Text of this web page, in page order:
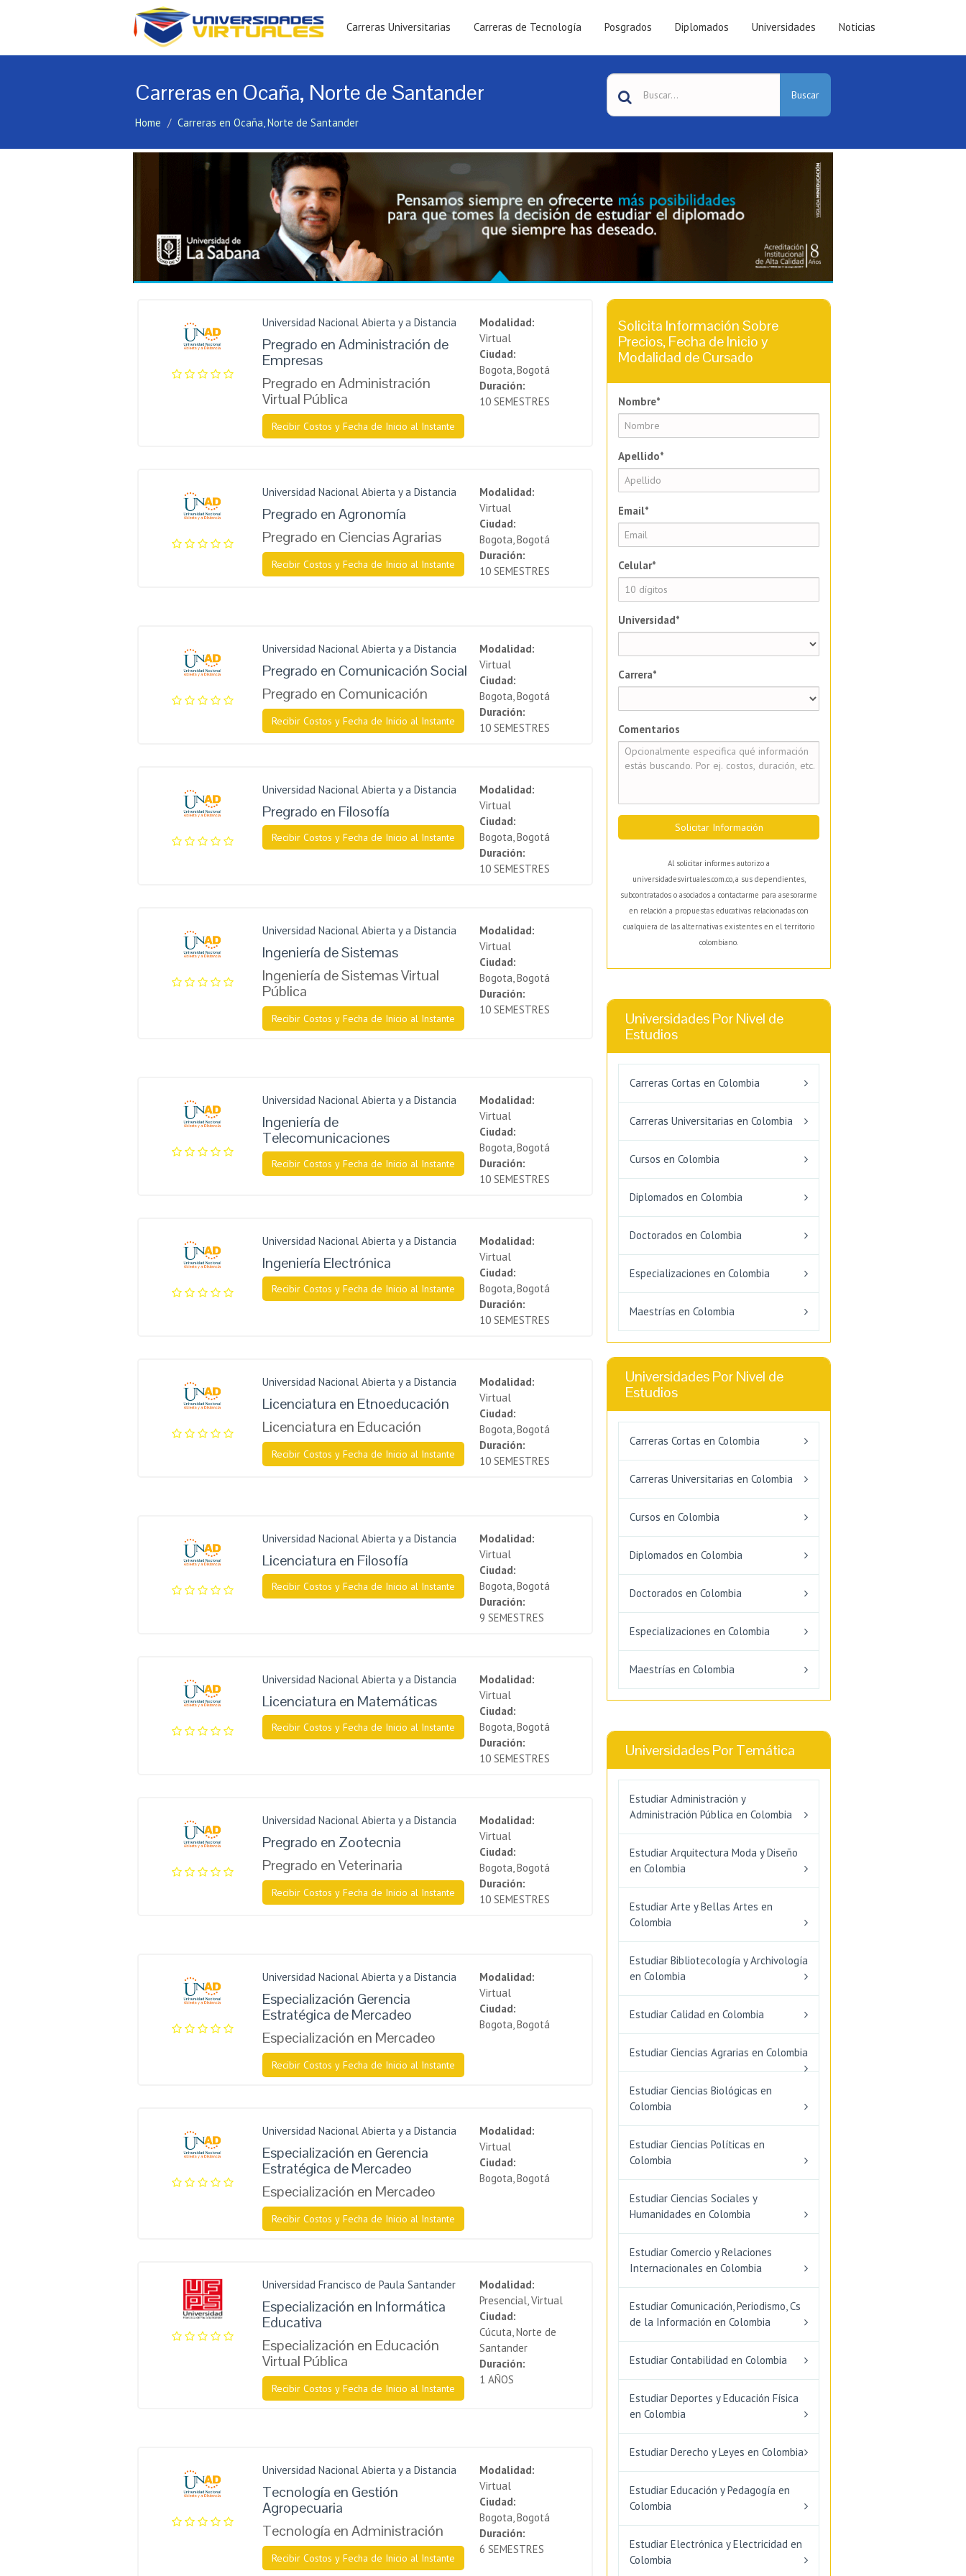
Carreras Universitarias Carreras de Tecnología Posgrados Diplomados Universidades Noticias
Carreras en Ocaña, Norte de Santander
Home Carreras en Ocaña, Norte de Santander
Buscar
Universidad Nacional Abierta y a Distancia
Pregrado en Administración de
Empresas
Pregrado en Administración
Virtual Pública
Recibir Costos y Fecha de Inicio al Instante
Modalidad:
Virtual
Ciudad:
Bogota, Bogotá
Duración:
10 SEMESTRES
Universidad Nacional Abierta y a Distancia
Pregrado en Agronomía
Pregrado en Ciencias Agrarias
Recibir Costos y Fecha de Inicio al Instante
Modalidad:
Virtual
Ciudad:
Bogota, Bogotá
Duración:
10 SEMESTRES
Universidad Nacional Abierta y a Distancia
Pregrado en Comunicación Social
Pregrado en Comunicación
Recibir Costos y Fecha de Inicio al Instante
Modalidad:
Virtual
Ciudad:
Bogota, Bogotá
Duración:
10 SEMESTRES
Universidad Nacional Abierta y a Distancia
Pregrado en Filosofía
Recibir Costos y Fecha de Inicio al Instante
Modalidad:
Virtual
Ciudad:
Bogota, Bogotá
Duración:
10 SEMESTRES
Universidad Nacional Abierta y a Distancia
Ingeniería de Sistemas
Ingeniería de Sistemas Virtual
Pública
Recibir Costos y Fecha de Inicio al Instante
Modalidad:
Virtual
Ciudad:
Bogota, Bogotá
Duración:
10 SEMESTRES
Universidad Nacional Abierta y a Distancia
Ingeniería de
Telecomunicaciones
Recibir Costos y Fecha de Inicio al Instante
Modalidad:
Virtual
Ciudad:
Bogota, Bogotá
Duración:
10 SEMESTRES
Universidad Nacional Abierta y a Distancia
Ingeniería Electrónica
Recibir Costos y Fecha de Inicio al Instante
Modalidad:
Virtual
Ciudad:
Bogota, Bogotá
Duración:
10 SEMESTRES
Universidad Nacional Abierta y a Distancia
Licenciatura en Etnoeducación
Licenciatura en Educación
Recibir Costos y Fecha de Inicio al Instante
Modalidad:
Virtual
Ciudad:
Bogota, Bogotá
Duración:
10 SEMESTRES
Universidad Nacional Abierta y a Distancia
Licenciatura en Filosofía
Recibir Costos y Fecha de Inicio al Instante
Modalidad:
Virtual
Ciudad:
Bogota, Bogotá
Duración:
9 SEMESTRES
Universidad Nacional Abierta y a Distancia
Licenciatura en Matemáticas
Recibir Costos y Fecha de Inicio al Instante
Modalidad:
Virtual
Ciudad:
Bogota, Bogotá
Duración:
10 SEMESTRES
Universidad Nacional Abierta y a Distancia
Pregrado en Zootecnia
Pregrado en Veterinaria
Recibir Costos y Fecha de Inicio al Instante
Modalidad:
Virtual
Ciudad:
Bogota, Bogotá
Duración:
10 SEMESTRES
Universidad Nacional Abierta y a Distancia
Especialización Gerencia
Estratégica de Mercadeo
Especialización en Mercadeo
Recibir Costos y Fecha de Inicio al Instante
Modalidad:
Virtual
Ciudad:
Bogota, Bogotá
Universidad Nacional Abierta y a Distancia
Especialización en Gerencia
Estratégica de Mercadeo
Especialización en Mercadeo
Recibir Costos y Fecha de Inicio al Instante
Modalidad:
Virtual
Ciudad:
Bogota, Bogotá
Universidad Francisco de Paula Santander
Especialización en Informática
Educativa
Especialización en Educación
Virtual Pública
Recibir Costos y Fecha de Inicio al Instante
Modalidad:
Presencial, Virtual
Ciudad:
Cúcuta, Norte de
Santander
Duración:
1 AÑOS
Universidad Nacional Abierta y a Distancia
Tecnología en Gestión
Agropecuaria
Tecnología en Administración
Recibir Costos y Fecha de Inicio al Instante
Modalidad:
Virtual
Ciudad:
Bogota, Bogotá
Duración:
6 SEMESTRES
Solicita Información Sobre
Precios, Fecha de Inicio y
Modalidad de Cursado
Nombre*
Apellido*
Email*
Celular*
Universidad*
Carrera*
Comentarios
Solicitar Información
Al solicitar informes autorizo a
universidadesvirtuales.com.co, a sus dependientes,
subcontratados o asociados a contactarme para asesorarme
en relación a propuestas educativas relacionadas con
cualquiera de las alternativas existentes en el territorio
colombiano.
Universidades Por Nivel de
Estudios
Carreras Cortas en Colombia
Carreras Universitarias en Colombia
Cursos en Colombia
Diplomados en Colombia
Doctorados en Colombia
Especializaciones en Colombia
Maestrías en Colombia
Universidades Por Nivel de
Estudios
Carreras Cortas en Colombia
Carreras Universitarias en Colombia
Cursos en Colombia
Diplomados en Colombia
Doctorados en Colombia
Especializaciones en Colombia
Maestrías en Colombia
Universidades Por Temática
Estudiar Administración y
Administración Pública en Colombia
Estudiar Arquitectura Moda y Diseño
en Colombia
Estudiar Arte y Bellas Artes en
Colombia
Estudiar Bibliotecología y Archivología
en Colombia
Estudiar Calidad en Colombia
Estudiar Ciencias Agrarias en Colombia
Estudiar Ciencias Biológicas en
Colombia
Estudiar Ciencias Políticas en
Colombia
Estudiar Ciencias Sociales y
Humanidades en Colombia
Estudiar Comercio y Relaciones
Internacionales en Colombia
Estudiar Comunicación, Periodismo, Cs
de la Información en Colombia
Estudiar Contabilidad en Colombia
Estudiar Deportes y Educación Física
en Colombia
Estudiar Derecho y Leyes en Colombia
Estudiar Educación y Pedagogía en
Colombia
Estudiar Electrónica y Electricidad en
Colombia